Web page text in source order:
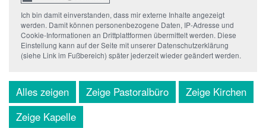
Ich bin damit einverstanden, dass mir externe Inhalte angezeigt
werden. Damit können personenbezogene Daten, IP-Adresse und
Cookie-Informationen an Drittplattformen übermittelt werden. Diese
Einstellung kann auf der Seite mit unserer Datenschutzerklärung
(siehe Link im Fußbereich) später jederzeit wieder geändert werden.
Alles zeigen Zeige Pastoralbüro
Zeige Kirchen
Zeige Kapelle